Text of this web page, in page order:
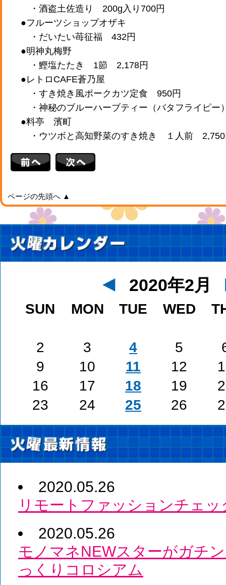
・酒盗土佐造り 200g入り700円
●フルーツショップオザキ
・だいたい苺征福 432円
●明神丸梅野
・鰹塩たたき 1節 2,178円
●レトロCAFE蒼乃屋
・すき焼き風ポークカツ定食 950円
・神秘のブルーハーブティー（バタフライピー
●料亭 濱町
・ウツボと高知野菜のすき焼き １人前 2,750
ページの先頭へ ▲
◄ 2020年2月
SUN MON TUE WED
2 3 4 5
9
10 11 12
16
17 18 19
23
24 25 26
2020.05.26
リモートファッションチェッ
2020.05.26
モノマネNEWスターがガチ
っくりコロシアム